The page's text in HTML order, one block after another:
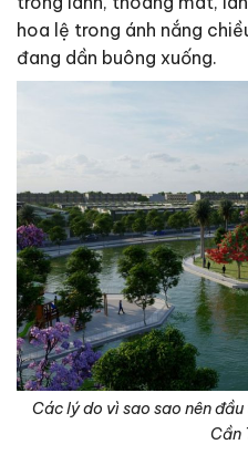
hoa lệ trong ánh nắng
đang dần buông xuống.
Các lý do vì sao sao nên
Cần